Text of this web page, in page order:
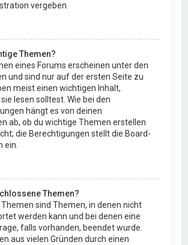
vergeben.
Themen?
eines Forums erscheinen unter den
und sind nur auf der ersten Seite zu
meist einen wichtigen Inhalt,
lesen solltest. Wie bei den
hängt es von deinen
ab, ob du wichtige Themen erstellen
die Berechtigungen stellt die Board-
ein.
Themen?
sind Themen, in denen nicht
werden kann und bei denen eine
falls vorhanden, beendet wurde.
aus vielen Gründen durch einen